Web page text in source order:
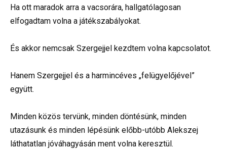
Ha ott maradok arra a vacsorára, hallgatólagosan
elfogadtam volna a játékszabályokat.
És akkor nemcsak Szergejjel kezdtem volna kapcsolatot.
Hanem Szergejjel és a harmincéves „felügyelőjével”
együtt.
Minden közös tervünk, minden döntésünk, minden
utazásunk és minden lépésünk előbb-utóbb Alekszej
láthatatlan jóváhagyásán ment volna keresztül.